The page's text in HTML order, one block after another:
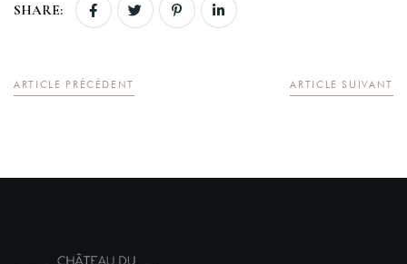
SHARE:
ARTICLE PRÉCÉDENT ARTICLE SUIVANT
Sign in to your hotel account!